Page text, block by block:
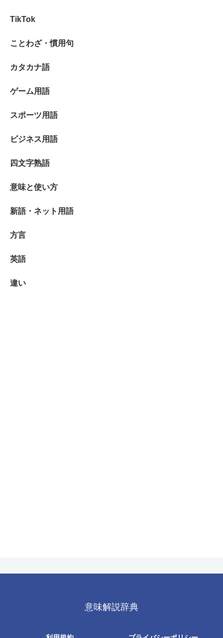
TikTok
ことわざ・慣用句
カタカナ語
ゲーム用語
スポーツ用語
ビジネス用語
四文字熟語
意味と使い方
新語・ネット用語
方言
英語
違い
意味解説辞典